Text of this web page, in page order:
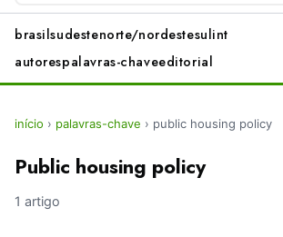
brasilsudestenorte/nordestesulint
autorespalavras-chaveeditorial
início › palavras-chave › public housing policy
Public housing policy
1 artigo